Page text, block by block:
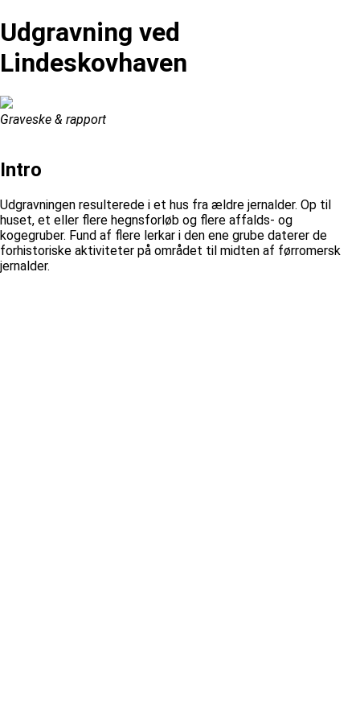
Udgravning ved
Lindeskovhaven
Graveske & rapport
Intro
Udgravningen resulterede i et hus fra ældre jernalder. Op til
huset, et eller flere hegnsforløb og flere affalds- og
kogegruber. Fund af flere lerkar i den ene grube daterer de
forhistoriske aktiviteter på området til midten af førromersk
jernalder.